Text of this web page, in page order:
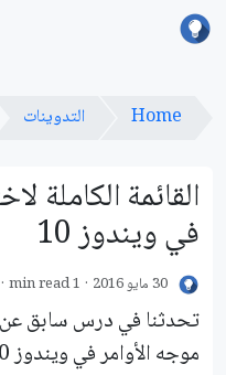
Home التدوينات
القائمة الكاملة
في ويندوز 10
30 مايو 2016 1 min read
تحدثنا في درس سابق عن